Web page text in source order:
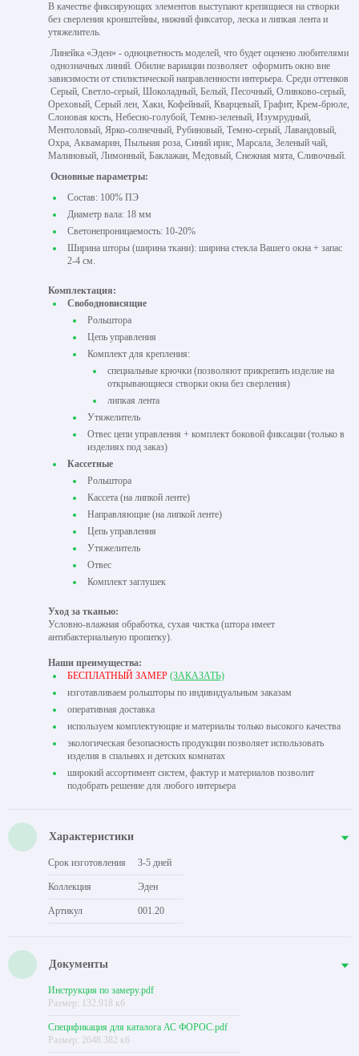
В качестве фиксирующих элементов выступают крепящиеся на створки
без сверления кронштейны, нижний фиксатор, леска и липкая лента и
утяжелитель.
Линейка «Эден» - одноцветность моделей, что будет оценено любителями
однозначных линий. Обилие вариации позволяет оформить окно вне
зависимости от стилистической направленности интерьера. Среди оттенков
Серый, Светло-серый, Шоколадный, Белый, Песочный, Оливково-серый,
Ореховый, Серый лен, Хаки, Кофейный, Кварцевый, Графит, Крем-брюле,
Слоновая кость, Небесно-голубой, Темно-зеленый, Изумрудный,
Ментоловый, Ярко-солнечный, Рубиновый, Темно-серый, Лавандовый,
Охра, Аквамарин, Пыльная роза, Синий ирис, Марсала, Зеленый чай,
Малиновый, Лимонный, Баклажан, Медовый, Снежная мята, Сливочный.
Основные параметры:
Состав: 100% ПЭ
Диаметр вала: 18 мм
Светонепроницаемость: 10-20%
Ширина шторы (ширина ткани): ширина стекла Вашего окна + запас
2-4 см.
Комплектация:
Свободновисящие
Рольштора
Цепь управления
Комплект для крепления:
специальные крючки (позволяют прикрепить изделие на
открывающиеся створки окна без сверления)
липкая лента
Утяжелитель
Отвес цепи управления + комплект боковой фиксации (только в
изделиях под заказ)
Кассетные
Рольштора
Кассета (на липкой ленте)
Направляющие (на липкой ленте)
Цепь управления
Утяжелитель
Отвес
Комплект заглушек
Уход за тканью:
Условно-влажная обработка, сухая чистка (штора имеет
антибактериальную пропитку).
Наши преимущества:
БЕСПЛАТНЫЙ ЗАМЕР (ЗАКАЗАТЬ)
изготавливаем рольшторы по индивидуальным заказам
оперативная доставка
используем комплектующие и материалы только высокого качества
экологическая безопасность продукции позволяет использовать
изделия в спальнях и детских комнатах
широкий ассортимент систем, фактур и материалов позволит
подобрать решение для любого интерьера
Характеристики
Срок изготовления 3-5 дней
Коллекция Эден
Артикул 001.20
Документы
Инструкция по замеру.pdf
Размер: 132.918 кб
Спецификация для каталога АС ФОРОС.pdf
Размер: 2648.382 кб